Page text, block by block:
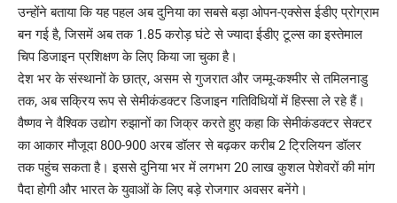
उन्होंने बताया कि यह पहल अब दुनिया का सबसे बड़ा ओपन-एक्सेस ईडीए प्रोग्राम
बन गई है, जिसमें अब तक 1.85 करोड़ घंटे से ज्यादा ईडीए टूल्स का इस्तेमाल
चिप डिजाइन प्रशिक्षण के लिए किया जा चुका है।
देश भर के संस्थानों के छात्र, असम से गुजरात और जम्मू-कश्मीर से तमिलनाडु
तक, अब सक्रिय रूप से सेमीकंडक्टर डिजाइन गतिविधियों में हिस्सा ले रहे हैं।
वैष्णव ने वैश्विक उद्योग रुझानों का जिक्र करते हुए कहा कि सेमीकंडक्टर सेक्टर
का आकार मौजूदा 800-900 अरब डॉलर से बढ़कर करीब 2 ट्रिलियन डॉलर
तक पहुंच सकता है। इससे दुनिया भर में लगभग 20 लाख कुशल पेशेवरों की मांग
पैदा होगी और भारत के युवाओं के लिए बड़े रोजगार अवसर बनेंगे।